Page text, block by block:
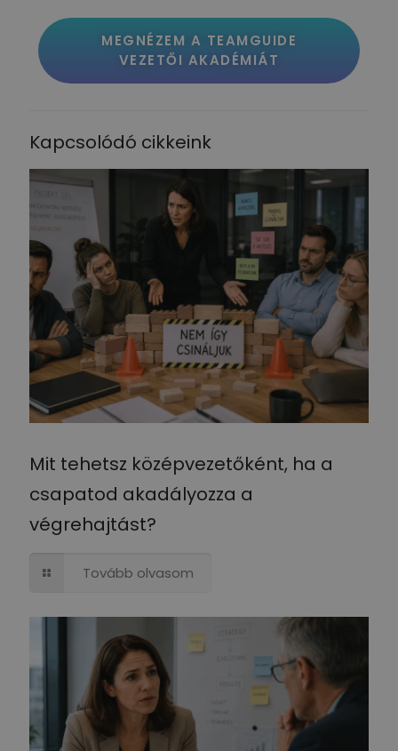
MEGNÉZEM A TEAMGUIDE
VEZETŐI AKADÉMIÁT
Kapcsolódó cikkeink
Mit tehetsz középvezetőként, ha a
csapatod akadályozza a
végrehajtást?
Tovább olvasom